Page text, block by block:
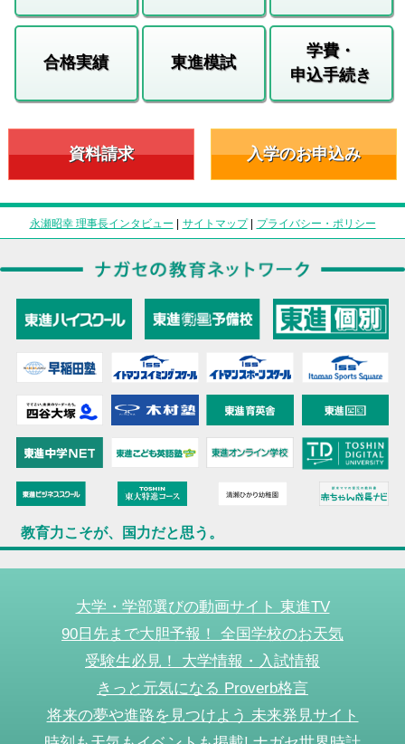
合格実績 東進模試
学費・
申込手続き
資料請求 入学のお申込み
永瀬昭幸 理事長インタビュー | サイトマップ| プライバシー・ポリシー
教育力こそが、国力だと思う。
大学・学部選びの動画サイト 東進TV
90日先まで大胆予報！ 全国学校のお天気
受験生必見！ 大学情報・入試情報
きっと元気になる Proverb格言
将来の夢や進路を見つけよう 未来発見サイト